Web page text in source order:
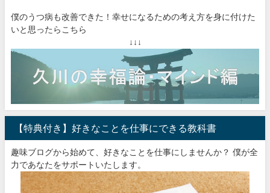
僕のうつ病も改善できた！幸せになるための考え方を身に付けた
いと思ったらこちら
↓↓↓
【特典付き】好きなことを仕事にできる教科書
趣味ブログから始めて、好きなことを仕事にしませんか？ 僕が全
力であなたをサポートいたします。